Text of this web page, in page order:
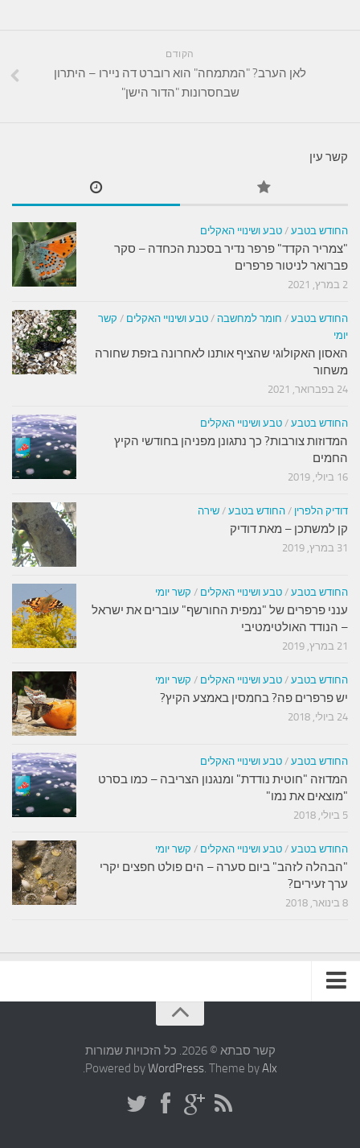
הקודם
לאן הערב? "המתמחה" הוא רוברט דה ניירו – היתרון
שבחסרונות "הדור הישן"
קשר עין
החודש בטבע / טבע ושינויי האקלים
"צמריר הקדד" פרפר נדיר בסכנת הכחדה – סקר
פברואר לניטור פרפרים
2 במרץ, 2021
החודש בטבע / חומר למחשבה / טבע ושינויי האקלים / קשר
יומי
האסון האקולוגי שהציף אותנו לאחרונה בזפת שחורה
משחור
24 בפברואר, 2021
החודש בטבע / טבע ושינויי האקלים
המדוזות צורבות? כך נתגונן מפניהן בחודשי הקיץ
החמים
16 ביולי, 2019
דודיק הלפרין / החודש בטבע / שירה
קן למשתכן – מאת דודיק
31 במרץ, 2019
החודש בטבע / טבע ושינויי האקלים / קשר יומי
ענני פרפרים של "נמפית החורשף" עוברים את ישראל
– הנודד האולטימטיבי
21 במרץ, 2019
החודש בטבע / טבע ושינויי האקלים / קשר יומי
יש פרפרים פה? בחמסין באמצע הקיץ?
24 ביולי, 2018
החודש בטבע / טבע ושינויי האקלים
המדוזה "חוטית נודדת" ומנגנון הצריבה – כמו בסרט
"מוצאים את נמו"
5 ביולי, 2018
החודש בטבע / טבע ושינויי האקלים / קשר יומי
"הבהלה לזהב" ביום סערה – הים פולט חפצים יקרי
ערך זעירים?
8 בינואר, 2018
קשר סבתא © 2026. כל הזכויות שמורות
Powered byWordPress. Theme byAlx
.